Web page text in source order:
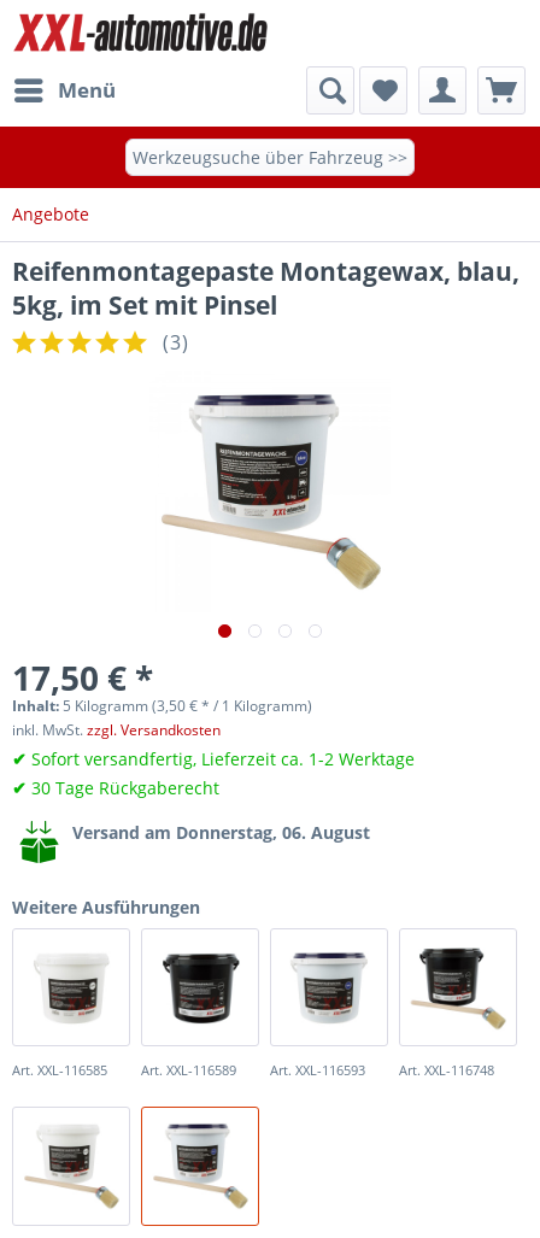
Menü
Werkzeugsuche über Fahrzeug >>
Angebote
Reifenmontagepaste Montagewax, blau,
5kg, im Set mit Pinsel
(3)
17,50 € *
Inhalt: 5 Kilogramm (3,50 € * / 1 Kilogramm)
inkl. MwSt.zzgl. Versandkosten
✔ Sofort versandfertig, Lieferzeit ca. 1-2 Werktage
✔ 30 Tage Rückgaberecht
Versand am Donnerstag, 06. August
Weitere Ausführungen
Art. XXL-116585 Art. XXL-116589 Art. XXL-116593 Art. XXL-116748